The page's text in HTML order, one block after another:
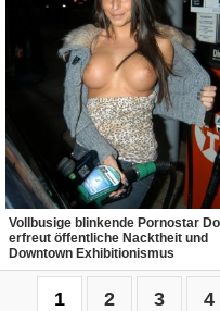
Vollbusige blinkende Pornostar
erfreut öffentliche Nacktheit und
Downtown Exhibitionismus
1 2 3 4